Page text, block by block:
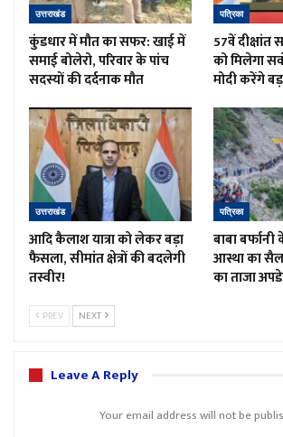
उत्तराखंड
कुंडधार में मौत का सफर: खाई में
समाई बोलेरो, परिवार के पांच
सदस्यों की दर्दनाक मौत
पत्रिका
57वें दीक्षांत
को मिलेगा
मोदी करेंगे
उत्तराखंड
आदि कैलाश यात्रा को लेकर बड़ा
फैसला, सीमांत क्षेत्रों की बदलेगी
तस्वीर!
पत्रिका
बाबा
आस्था का
का ताजा
PREV NEXT
Leave A Reply
Your email address will not be